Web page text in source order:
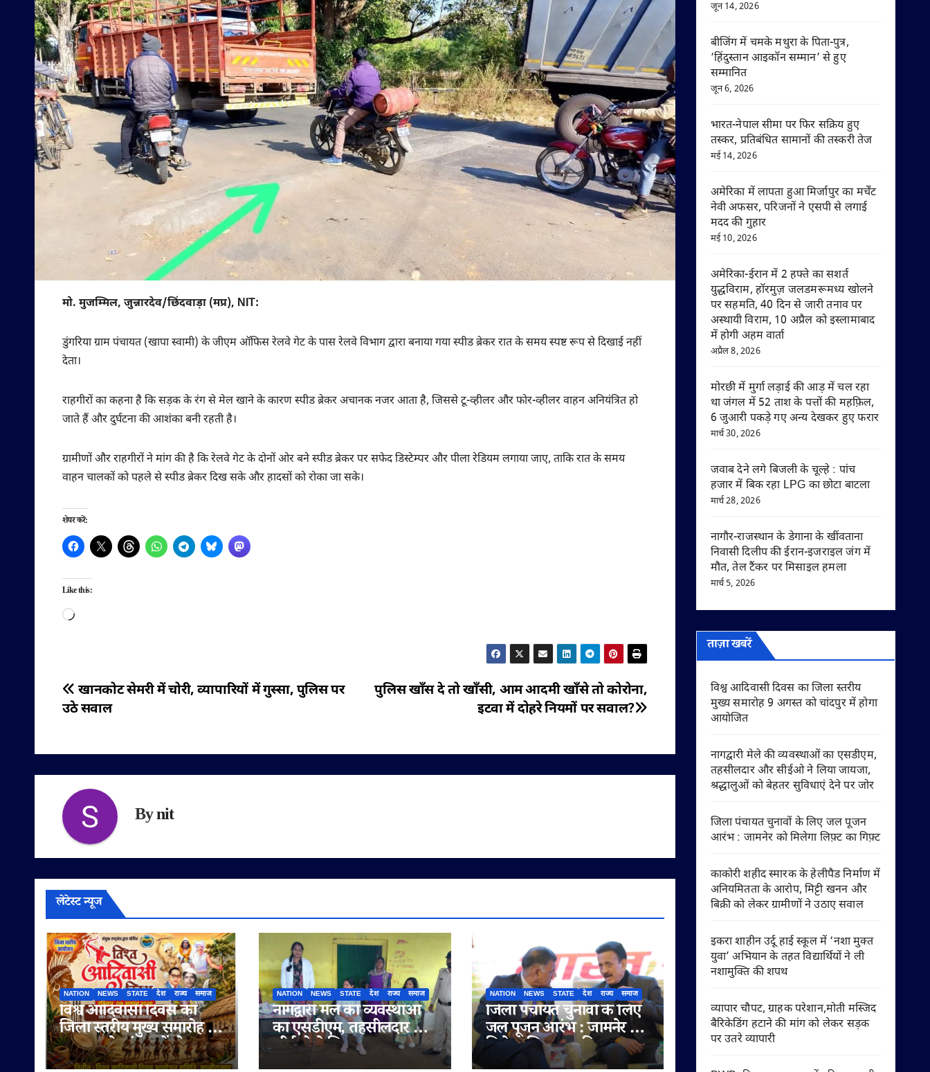
मो. मुजम्मिल, जुन्नारदेव/छिंदवाड़ा (मप्र), NIT:
डुंगरिया ग्राम पंचायत (खापा स्वामी) के जीएम ऑफिस रेलवे गेट के पास रेलवे विभाग द्वारा बनाया गया स्पीड ब्रेकर रात के समय स्पष्ट रूप से दिखाई नहीं
देता।
राहगीरों का कहना है कि सड़क के रंग से मेल खाने के कारण स्पीड ब्रेकर अचानक नजर आता है, जिससे टू-व्हीलर और फोर-व्हीलर वाहन अनियंत्रित हो
जाते हैं और दुर्घटना की आशंका बनी रहती है।
ग्रामीणों और राहगीरों ने मांग की है कि रेलवे गेट के दोनों ओर बने स्पीड ब्रेकर पर सफेद डिस्टेम्पर और पीला रेडियम लगाया जाए, ताकि रात के समय
वाहन चालकों को पहले से स्पीड ब्रेकर दिख सके और हादसों को रोका जा सके।
शेयर करें:
Like this:
Loading…
पोस्ट
नेविगेशन
पुलिस खाँस दे तो खाँसी, आम आदमी खाँसे तो कोरोना,
इटवा में दोहरे नियमों पर सवाल?
खानकोट सेमरी में चोरी, व्यापारियों में गुस्सा, पुलिस पर
उठे सवाल
Bynit
लेटेस्ट न्यूज
NATION NEWS STATE देश राज्य समाज
विश्व आदिवासी दिवस का
जिला स्तरीय मुख्य समारोह 9
अगस्त को चांदपुर में होगा
आयोजित
NATION NEWS STATE देश राज्य समाज
नागद्वारी मेले की व्यवस्थाओं
का एसडीएम, तहसीलदार और
सीईओ ने लिया जायजा,
श्रद्धालुओं को बेहतर सुविधाएं
NATION NEWS STATE देश राज्य समाज
जिला पंचायत चुनावों के लिए
जल पूजन आरंभ : जामनेर को
मिलेगा लिफ़्ट का गिफ़्ट
जून 14, 2026
बीजिंग में चमके मथुरा के पिता-पुत्र,
‘हिंदुस्तान आइकॉन सम्मान’ से हुए
सम्मानित
जून 6, 2026
भारत-नेपाल सीमा पर फिर सक्रिय हुए
तस्कर, प्रतिबंधित सामानों की तस्करी तेज
मई 14, 2026
अमेरिका में लापता हुआ मिर्जापुर का मर्चेंट
नेवी अफसर, परिजनों ने एसपी से लगाई
मदद की गुहार
मई 10, 2026
अमेरिका-ईरान में 2 हफ्ते का सशर्त
युद्धविराम, हॉरमुज़ जलडमरूमध्य खोलने
पर सहमति, 40 दिन से जारी तनाव पर
अस्थायी विराम, 10 अप्रैल को इस्लामाबाद
में होगी अहम वार्ता
अप्रैल 8, 2026
मोरछी में मुर्गा लड़ाई की आड़ में चल रहा
था जंगल में 52 ताश के पत्तों की महफ़िल,
6 जुआरी पकड़े गए अन्य देखकर हुए फरार
मार्च 30, 2026
जवाब देने लगे बिजली के चूल्हे : पांच
हजार में बिक रहा LPG का छोटा बाटला
मार्च 28, 2026
नागौर-राजस्थान के डेगाना के खींवताना
निवासी दिलीप की ईरान-इजराइल जंग में
मौत, तेल टैंकर पर मिसाइल हमला
मार्च 5, 2026
ताज़ा खबरें
विश्व आदिवासी दिवस का जिला स्तरीय
मुख्य समारोह 9 अगस्त को चांदपुर में होगा
आयोजित
नागद्वारी मेले की व्यवस्थाओं का एसडीएम,
तहसीलदार और सीईओ ने लिया जायजा,
श्रद्धालुओं को बेहतर सुविधाएं देने पर जोर
जिला पंचायत चुनावों के लिए जल पूजन
आरंभ : जामनेर को मिलेगा लिफ़्ट का गिफ़्ट
काकोरी शहीद स्मारक के हेलीपैड निर्माण में
अनियमितता के आरोप, मिट्टी खनन और
बिक्री को लेकर ग्रामीणों ने उठाए सवाल
इकरा शाहीन उर्दू हाई स्कूल में ‘नशा मुक्त
युवा’ अभियान के तहत विद्यार्थियों ने ली
नशामुक्ति की शपथ
व्यापार चौपट, ग्राहक परेशान,मोती मस्जिद
बैरिकेडिंग हटाने की मांग को लेकर सड़क
पर उतरे व्यापारी